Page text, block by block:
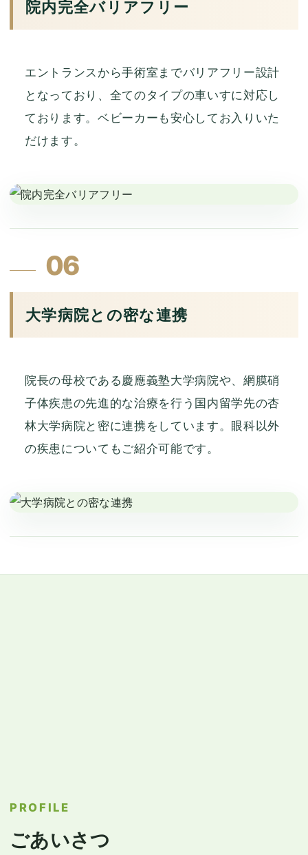
院内完全バリアフリー
エントランスから手術室までバリアフリー設計
となっており、全てのタイプの車いすに対応し
ております。ベビーカーも安心してお入りいた
だけます。
06
大学病院との密な連携
院長の母校である慶應義塾大学病院や、網膜硝
子体疾患の先進的な治療を行う国内留学先の杏
林大学病院と密に連携をしています。眼科以外
の疾患についてもご紹介可能です。
PROFILE
ごあいさつ